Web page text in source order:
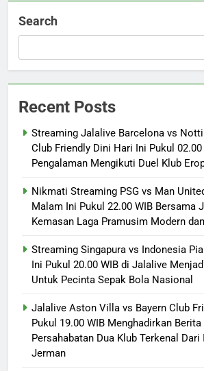
Search
Recent Posts
Streaming Jalalive Barcelona vs
Club Friendly Dini Hari Ini Pukul
Pengalaman Mengikuti Duel Klub
Nikmati Streaming PSG vs Man
Malam Ini Pukul 22.00 WIB Bersama
Kemasan Laga Pramusim Modern
Streaming Singapura vs Indonesia
Ini Pukul 20.00 WIB di Jalalive
Untuk Pecinta Sepak Bola Nasional
Jalalive Aston Villa vs Bayern Club
Pukul 19.00 WIB Menghadirkan Berita
Persahabatan Dua Klub Terkenal Dari
Jerman